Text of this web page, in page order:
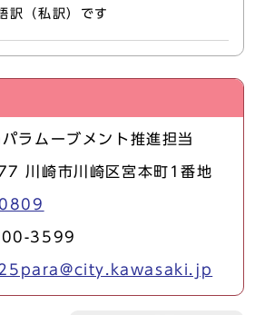
訳（私訳）です
ラムーブメント推進担当
川崎市川崎区宮本町1番地
3599